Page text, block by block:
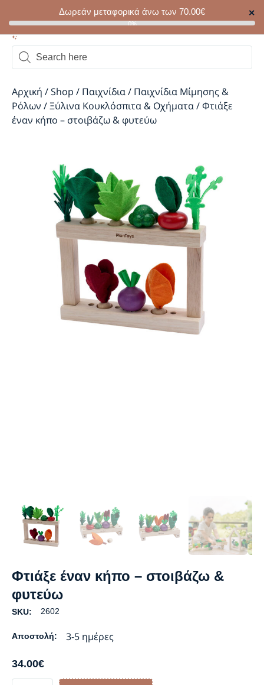
Δωρεάν μεταφορικά άνω των 70.00€ ✕
0%
Αρχική /Shop / Παιχνίδια/ Παιχνίδια Μίμησης &
Ρόλων /Ξύλινα Κουκλόσπιτα & Οχήματα/Φτιάξε
έναν κήπο – στοιβάζω & φυτεύω
Φτιάξε έναν κήπο – στοιβάζω &
φυτεύω
SKU: 2602
Αποστολή: 3-5 ημέρες
34.00€